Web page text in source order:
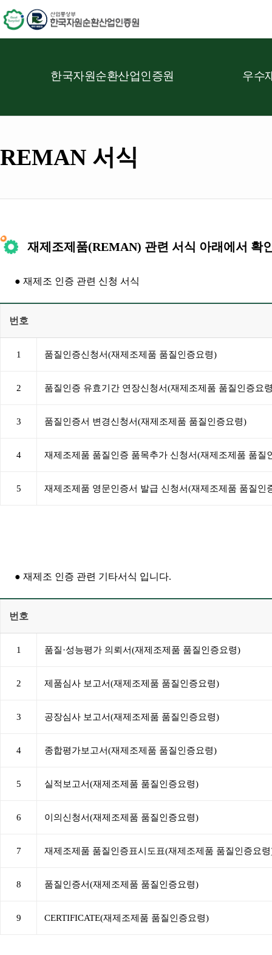
한국자원순환산업인증원 우수
REMAN 서식
재제조제품(REMAN) 관련 서식 아래에서 확
● 재제조 인증 관련 신청 서식
번호
1 품질인증신청서(재제조제품 품질인증요령)
2 품질인증 유효기간 연장신청서(재제조제품 품질인증요
3 품질인증서 변경신청서(재제조제품 품질인증요령)
4 재제조제품 품질인증 품목추가 신청서(재제조제품 품질
5 재제조제품 영문인증서 발급 신청서(재제조제품 품질인
● 재제조 인증 관련 기타서식 입니다.
번호
1 품질·성능평가 의뢰서(재제조제품 품질인증요령)
2 제품심사 보고서(재제조제품 품질인증요령)
3 공장심사 보고서(재제조제품 품질인증요령)
4 종합평가보고서(재제조제품 품질인증요령)
5 실적보고서(재제조제품 품질인증요령)
6 이의신청서(재제조제품 품질인증요령)
7 재제조제품 품질인증표시도표(재제조제품 품질인증요
8 품질인증서(재제조제품 품질인증요령)
9 CERTIFICATE(재제조제품 품질인증요령)